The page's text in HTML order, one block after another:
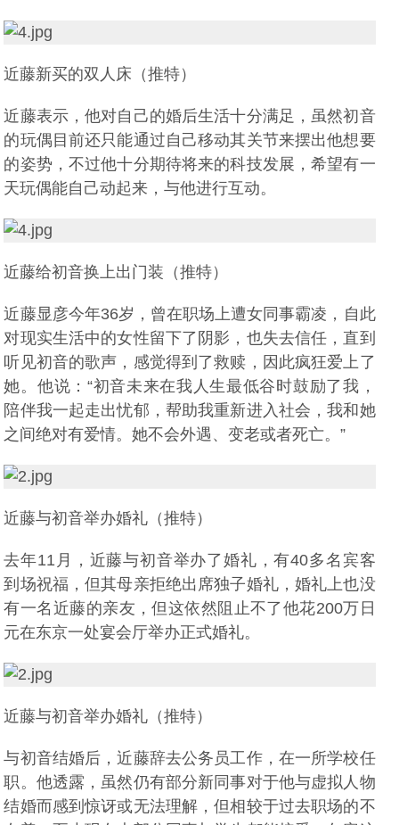
近藤新买的双人床（推特）
近藤表示，他对自己的婚后生活十分满足，虽然初音
的玩偶目前还只能通过自己移动其关节来摆出他想要
的姿势，不过他十分期待将来的科技发展，希望有一
天玩偶能自己动起来，与他进行互动。
近藤给初音换上出门装（推特）
近藤显彦今年36岁，曾在职场上遭女同事霸凌，自此
对现实生活中的女性留下了阴影，也失去信任，直到
听见初音的歌声，感觉得到了救赎，因此疯狂爱上了
她。他说：“初音未来在我人生最低谷时鼓励了我，
陪伴我一起走出忧郁，帮助我重新进入社会，我和她
之间绝对有爱情。她不会外遇、变老或者死亡。”
近藤与初音举办婚礼（推特）
去年11月，近藤与初音举办了婚礼，有40多名宾客
到场祝福，但其母亲拒绝出席独子婚礼，婚礼上也没
有一名近藤的亲友，但这依然阻止不了他花200万日
元在东京一处宴会厅举办正式婚礼。
近藤与初音举办婚礼（推特）
与初音结婚后，近藤辞去公务员工作，在一所学校任
职。他透露，虽然仍有部分新同事对于他与虚拟人物
结婚而感到惊讶或无法理解，但相较于过去职场的不